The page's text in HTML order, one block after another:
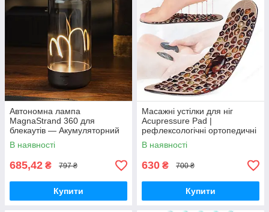
Автономна лампа
MagnaStrand 360 для
блекаутів — Акумуляторний
світильник «Квантовий дріт» з
Type-C та потужним магнітом
В наявності
685,42 ₴ 797 ₴
Купити
Масажні устілки для ніг
Acupressure Pad |
рефлексологічні ортопедичні
устілки | анти-втома,
стимуляція точок стопи
В наявності
630 ₴ 700 ₴
Купити